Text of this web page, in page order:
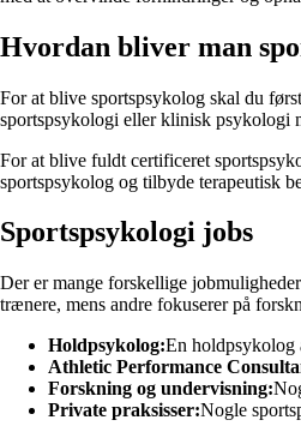
Hvordan bliver man
For at blive sportspsykolog skal du
sportspsykologi eller klinisk psykologi
For at blive fuldt certificeret
sportspsykolog og tilbyde terapeutisk
Sportspsykologi jobs
Der er mange forskellige
trænere, mens andre fokuserer på
Holdpsykolog:En holdpsykolog
Athletic Performance
Forskning og undervisning:
Private praksisser:Nogle